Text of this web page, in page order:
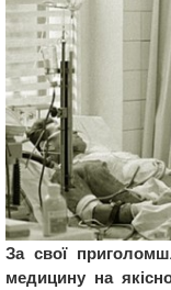
За свої
медицину на